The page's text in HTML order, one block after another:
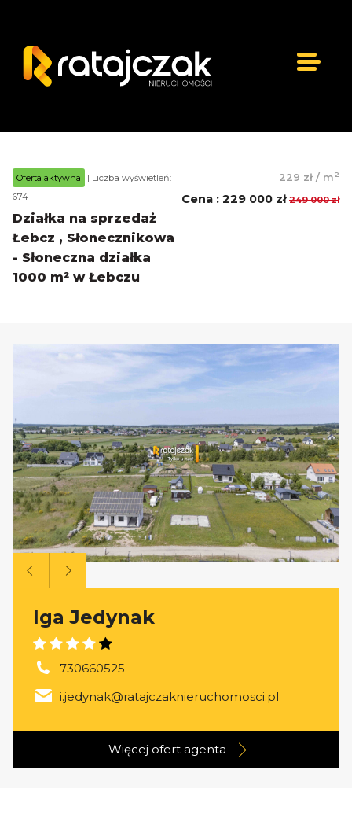
Oferta aktywna
| Liczba wyświetleń:
674
Działka na sprzedaż
Łebcz , Słonecznikowa
- Słoneczna działka
1000 m² w Łebczu
229 zł / m2
Cena : 229 000 zł 249 000 zł
Iga Jedynak
730660525
i.jedynak@ratajczaknieruchomosci.pl
Więcej ofert agenta